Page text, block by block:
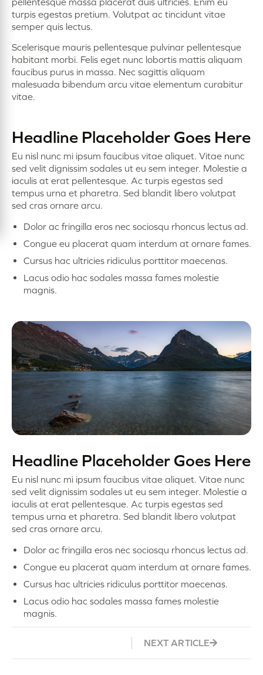
turpis egestas pretium. Volutpat ac tincidunt vitae
semper quis lectus.
Scelerisque mauris pellentesque pulvinar pellentesque
habitant morbi. Felis eget nunc lobortis mattis aliquam
faucibus purus in massa. Nec sagittis aliquam
malesuada bibendum arcu vitae elementum curabitur
vitae.
Headline Placeholder Goes Here
Eu nisl nunc mi ipsum faucibus vitae aliquet. Vitae nunc
sed velit dignissim sodales ut eu sem integer. Molestie a
iaculis at erat pellentesque. Ac turpis egestas sed
tempus urna et pharetra. Sed blandit libero volutpat
sed cras ornare arcu.
Dolor ac fringilla eros nec sociosqu rhoncus lectus ad.
Congue eu placerat quam interdum at ornare fames.
Cursus hac ultricies ridiculus porttitor maecenas.
Lacus odio hac sodales massa fames molestie
magnis.
Headline Placeholder Goes Here
Eu nisl nunc mi ipsum faucibus vitae aliquet. Vitae nunc
sed velit dignissim sodales ut eu sem integer. Molestie a
iaculis at erat pellentesque. Ac turpis egestas sed
tempus urna et pharetra. Sed blandit libero volutpat
sed cras ornare arcu.
Dolor ac fringilla eros nec sociosqu rhoncus lectus ad.
Congue eu placerat quam interdum at ornare fames.
Cursus hac ultricies ridiculus porttitor maecenas.
Lacus odio hac sodales massa fames molestie
magnis.
NEXT ARTICLE